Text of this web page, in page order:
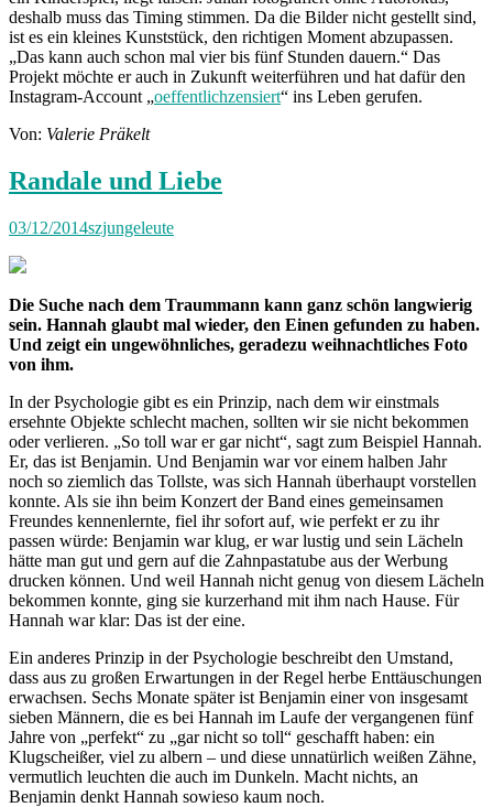
deshalb muss das Timing stimmen. Da die Bilder nicht gestellt sind,
ist es ein kleines Kunststück, den richtigen Moment abzupassen.
„Das kann auch schon mal vier bis fünf Stunden dauern.“ Das
Projekt möchte er auch in Zukunft weiterführen und hat dafür den
Instagram-Account „oeffentlichzensiert“ ins Leben gerufen.
Von: Valerie Präkelt
Randale und Liebe
03/12/2014szjungeleute
Die Suche nach dem Traummann kann ganz schön langwierig
sein. Hannah glaubt mal wieder, den Einen gefunden zu haben.
Und zeigt ein ungewöhnliches, geradezu weihnachtliches Foto
von ihm.
In der Psychologie gibt es ein Prinzip, nach dem wir einstmals
ersehnte Objekte schlecht machen, sollten wir sie nicht bekommen
oder verlieren. „So toll war er gar nicht“, sagt zum Beispiel Hannah.
Er, das ist Benjamin. Und Benjamin war vor einem halben Jahr
noch so ziemlich das Tollste, was sich Hannah überhaupt vorstellen
konnte. Als sie ihn beim Konzert der Band eines gemeinsamen
Freundes kennenlernte, fiel ihr sofort auf, wie perfekt er zu ihr
passen würde: Benjamin war klug, er war lustig und sein Lächeln
hätte man gut und gern auf die Zahnpastatube aus der Werbung
drucken können. Und weil Hannah nicht genug von diesem Lächeln
bekommen konnte, ging sie kurzerhand mit ihm nach Hause. Für
Hannah war klar: Das ist der eine.
Ein anderes Prinzip in der Psychologie beschreibt den Umstand,
dass aus zu großen Erwartungen in der Regel herbe Enttäuschungen
erwachsen. Sechs Monate später ist Benjamin einer von insgesamt
sieben Männern, die es bei Hannah im Laufe der vergangenen fünf
Jahre von „perfekt“ zu „gar nicht so toll“ geschafft haben: ein
Klugscheißer, viel zu albern – und diese unnatürlich weißen Zähne,
vermutlich leuchten die auch im Dunkeln. Macht nichts, an
Benjamin denkt Hannah sowieso kaum noch.